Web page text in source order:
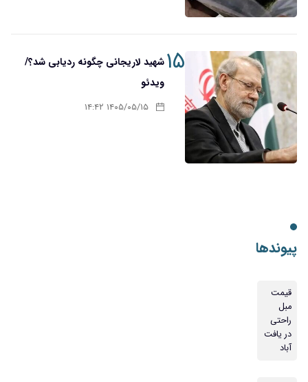
۱۵شهید لاریجانی چگونه ردیابی شد؟/
ویدئو
۱۴۰۵/۰۵/۱۵ ۱۴:۴۲
پیوندها
قیمت
مبل
راحتی
در یافت
آباد